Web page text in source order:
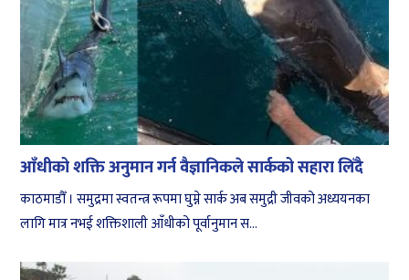
आँधीको शक्ति अनुमान गर्न वैज्ञानिकले सार्कको सहारा लिँदै
काठमाडौँ । समुद्रमा स्वतन्त्र रूपमा घुम्ने सार्क अब समुद्री जीवको अध्ययनका
लागि मात्र नभई शक्तिशाली आँधीको पूर्वानुमान स...